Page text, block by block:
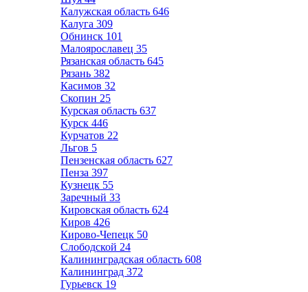
Калужская область 646
Калуга 309
Обнинск 101
Малоярославец 35
Рязанская область 645
Рязань 382
Касимов 32
Скопин 25
Курская область 637
Курск 446
Курчатов 22
Льгов 5
Пензенская область 627
Пенза 397
Кузнецк 55
Заречный 33
Кировская область 624
Киров 426
Кирово-Чепецк 50
Слободской 24
Калининградская область 608
Калининград 372
Гурьевск 19